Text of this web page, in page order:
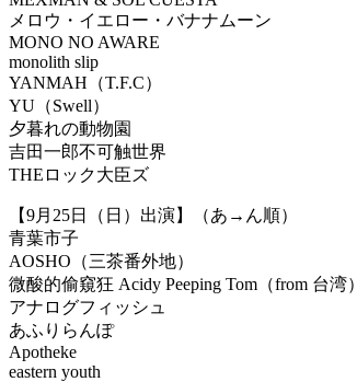
メロウ・イエロー・バナナムーン
MONO NO AWARE
monolith slip
YANMAH（T.F.C）
YU（Swell）
夕暮れの動物園
吉田一郎不可触世界
THEロック大臣ズ
【9月25日（日）出演】（あ→ん順）
青葉市子
AOSHO（三茶番外地）
微酸的偷窺狂 Acidy Peeping Tom（from 台湾）
アナログフィッシュ
あふりらんぽ
Apotheke
eastern youth